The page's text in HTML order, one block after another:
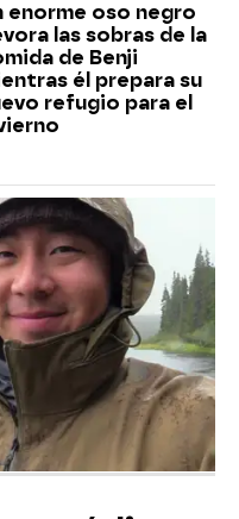
enorme oso negro
las sobras de la
de Benji
él prepara su
refugio para el